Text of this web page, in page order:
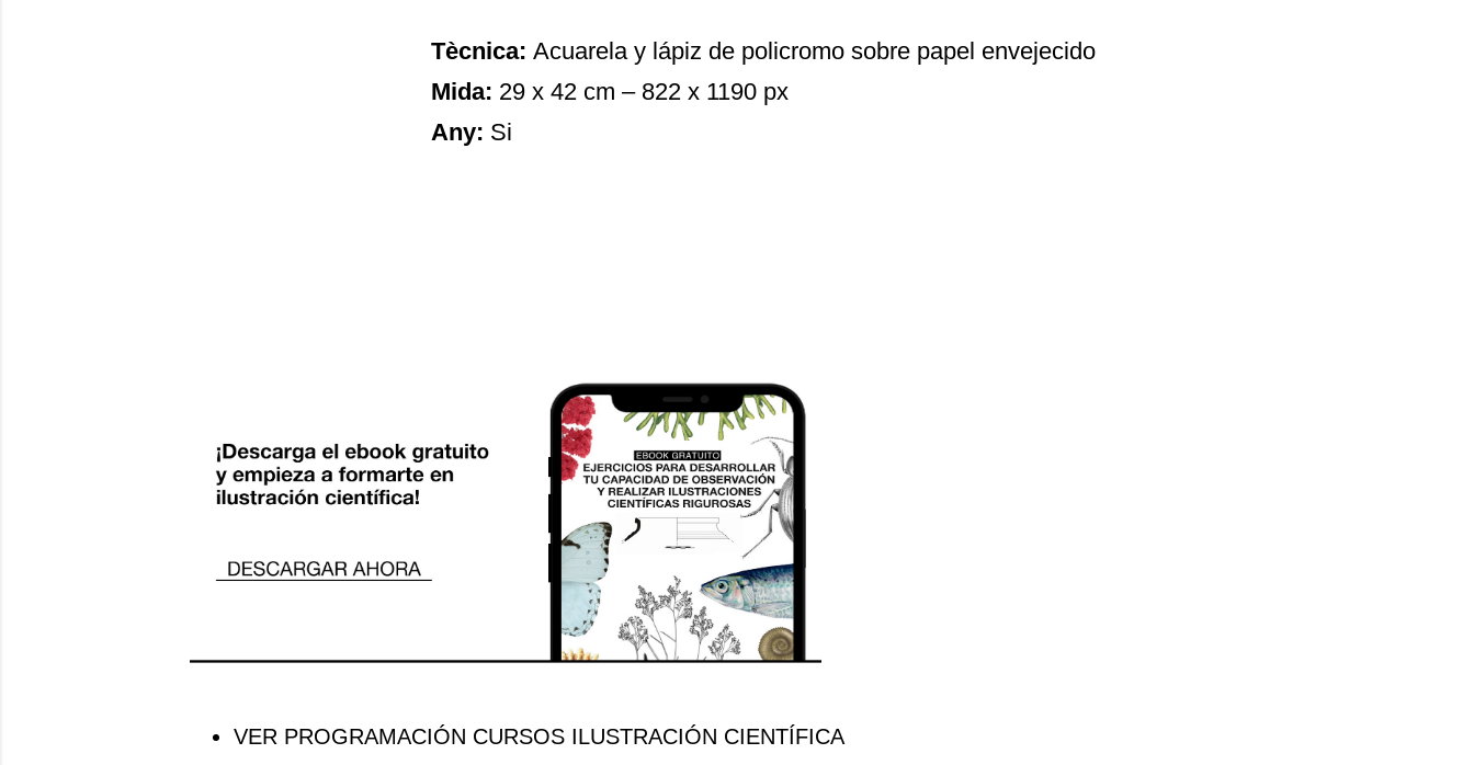
Tècnica: Acuarela y lápiz de policromo sobre papel envejecido
Mida: 29 x 42 cm – 822 x 1190 px
Any: Si
VER PROGRAMACIÓN CURSOS ILUSTRACIÓN CIENTÍFICA